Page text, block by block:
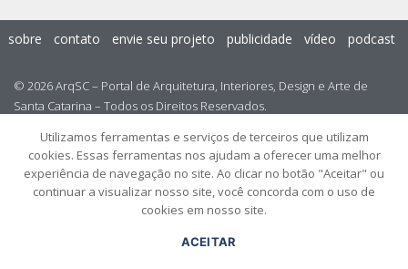
© 2026 ArqSC – Portal de Arquitetura, Interiores, Design e Arte de
Santa Catarina – Todos os Direitos Reservados.
sobre contato envie seu projeto publicidade vídeo podcast
Utilizamos ferramentas e serviços de terceiros que utilizam
cookies. Essas ferramentas nos ajudam a oferecer uma melhor
experiência de navegação no site. Ao clicar no botão "Aceitar" ou
continuar a visualizar nosso site, você concorda com o uso de
cookies em nosso site.
ACEITAR